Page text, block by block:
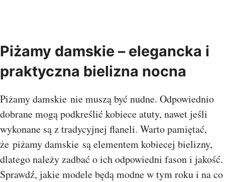
Piżamy damskie – elegancka i
praktyczna bielizna nocna
Piżamy damskie nie muszą być nudne. Odpowiednio
dobrane mogą podkreślić kobiece atuty, nawet jeśli
wykonane są z tradycyjnej flaneli. Warto pamiętać,
że piżamy damskie są elementem kobiecej bielizny,
dlatego należy zadbać o ich odpowiedni fason i jakość.
Sprawdź, jakie modele będą modne w tym roku i na co